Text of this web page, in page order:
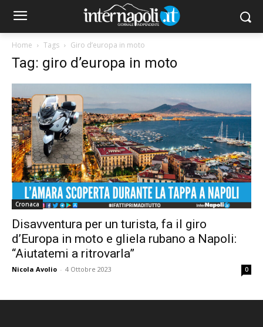
Home Tags Giro d’europa in moto
Tag: giro d’europa in moto
Cronaca
Disavventura per un turista, fa il giro
d’Europa in moto e gliela rubano a Napoli:
“Aiutatemi a ritrovarla”
Nicola Avolio - 4 Ottobre 2023 0